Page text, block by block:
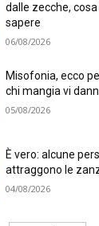
dalle zecche,
sapere
06/08/2026
Misofonia, ecco
chi mangia vi
05/08/2026
È vero: alcune
attraggono le
04/08/2026